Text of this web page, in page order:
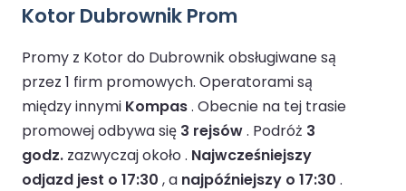
Kotor Dubrownik Prom
Promy z Kotor do Dubrownik obsługiwane są
przez 1 firm promowych. Operatorami są
między innymi Kompas. Obecnie na tej trasie
promowej odbywa się 3 rejsów. Podróż 3
godz. zazwyczaj około . Najwcześniejszy
odjazd jest o 17:30 , a najpóźniejszy o 17:30 .